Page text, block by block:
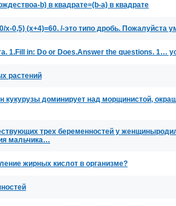
b) в квадрате=(b-a) в квадрате
x-0,5) (x+4)=60. /-это типо дробь. Пожалуйста
1.Fill in: Do or Does.Answer the questions. 1…
растений
кукурузы доминирует над морщинистой,
трех беременностей у
мальчика…
жирных кислот в организме?